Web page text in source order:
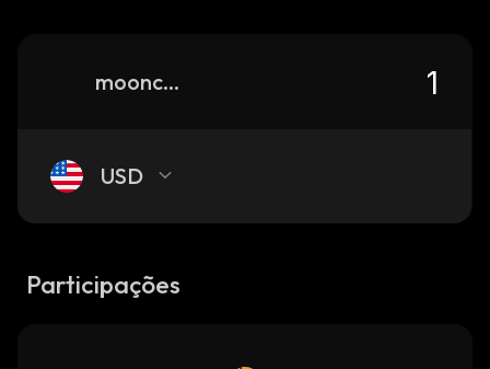
mooncoin-2
USD
Participações